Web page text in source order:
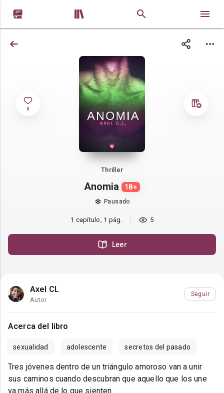
 
0
Thriller
Anomia 18+
Pausado
1 capítulo, 1 pág. 5
Leer
Axel CL
Autor
Seguir
Acerca del libro
sexualidad adolescente secretos del pasado
Tres jóvenes dentro de un triángulo amoroso van a unir
sus caminos cuando descubran que aquello que los une
va más allá de lo que sienten.